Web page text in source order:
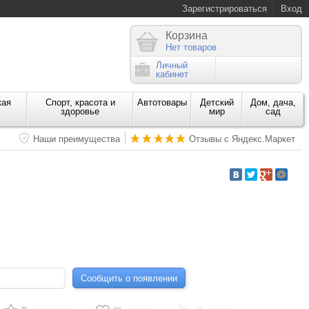
Зарегистрироваться Вход
Корзина
Нет товаров
Личный
кабинет
Спорт, красота и
здоровье
Автотовары
Детский
мир
Дом, дача,
сад
Наши преимущества Отзывы с Яндекс.Маркет
Сообщить о появлении